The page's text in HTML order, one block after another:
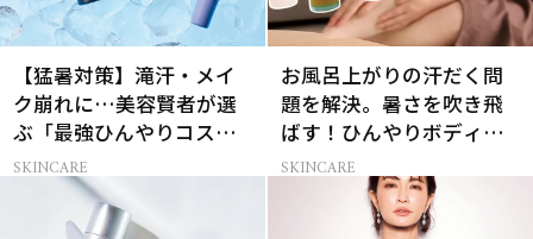
【猛暑対策】滝汗・メイ
ク崩れに…美容賢者が選
ぶ「最強ひんやりコス
メ」26選
SKINCARE
お風呂上がりの汗だく問
題を解決。暑さを吹き飛
ばす！ひんやりボディケ
ア3選
SKINCARE